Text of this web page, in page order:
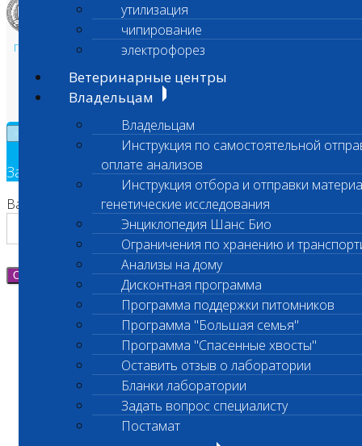
утилизация
чипирование
электрофорез
Ветеринарные центры
Владельцам
Владельцам
Инструкция по самостоятельной
оплате анализов
Инструкция отбора и отправки
генетические исследования
Энциклопедия Шанс Био
Ограничения по хранению и
Анализы на дому
Дисконтная программа
Программа поддержки питомников
Программа "Большая семья"
Программа "Спасенные хвосты"
Оставить отзыв о лаборатории
Бланки лаборатории
Задать вопрос специалисту
Постамат
Политика в области персональных данных и конфиденциальности
Техническая поддержка
Заявка на обратный звонок
Ваш номер телефона
Отправить